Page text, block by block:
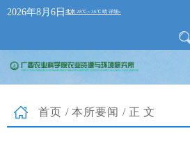
2026年8月6日
首页 / 本所要闻 /正文